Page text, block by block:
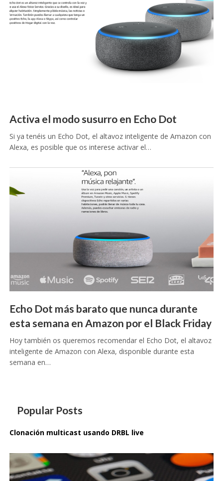
Activa el modo susurro en Echo Dot
Si ya tenéis un Echo Dot, el altavoz inteligente de Amazon con
Alexa, es posible que os interese activar el…
Echo Dot más barato que nunca durante
esta semana en Amazon por el Black Friday
Hoy también os queremos recomendar el Echo Dot, el altavoz
inteligente de Amazon con Alexa, disponible durante esta
semana en…
Popular Posts
Clonación multicast usando DRBL live